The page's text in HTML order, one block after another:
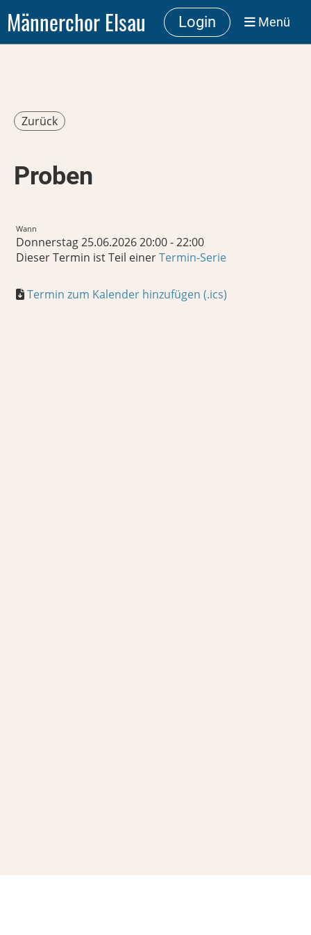
Männerchor Elsau Login Menü
Zurück
Proben
Wann
Donnerstag 25.06.2026 20:00 - 22:00
Dieser Termin ist Teil einerTermin-Serie
Termin zum Kalender hinzufügen (.ics)